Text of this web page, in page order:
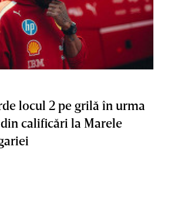
locul 2 pe grilă în urma
calificări la Marele